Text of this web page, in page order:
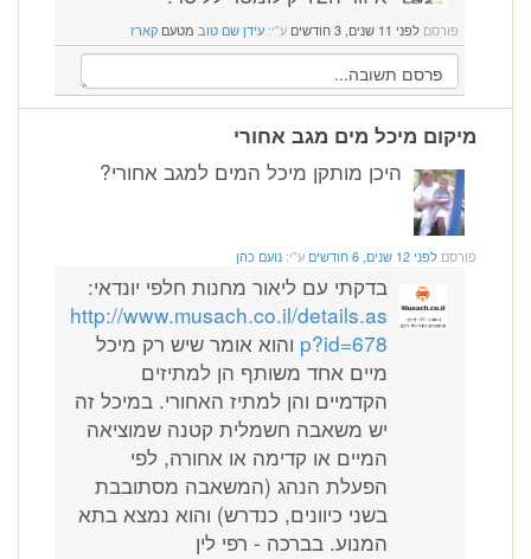
פורסם לפני 11 שנים, 3 חודשים ע"י: עידן שם טוב מטעם קארז
מיקום מיכל מים מגב אחורי
היכן מותקן מיכל המים למגב אחורי?
פורסם לפני 12 שנים, 6 חודשים ע"י: נועם כהן
בדקתי עם ליאור מחנות חלפי יונדאי:
http://www.musach.co.il/details.as
p?id=678 והוא אומר שיש רק מיכל
מיים אחד משותף הן למתיזים
הקדמיים והן למתיז האחורי. במיכל זה
יש משאבה חשמלית קטנה שמוציאה
המיים או קדימה או אחורה, לפי
הפעלת הנהג (המשאבה מסתובבת
בשני כיוונים, כנדרש) והוא נמצא בתא
המנוע. בברכה - רפי לין